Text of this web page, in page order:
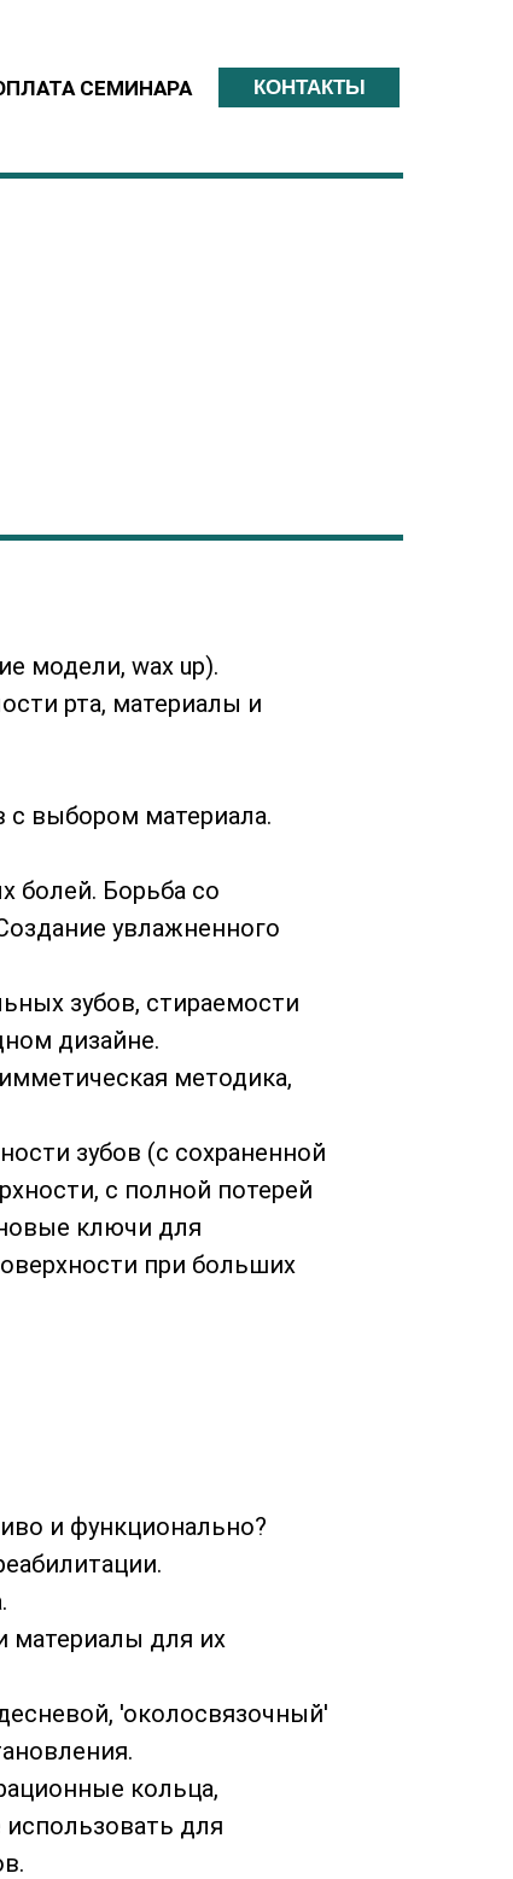
СЕМИНАРА КОНТАКТЫ
модели, wax up).
рта, материалы и
с выбором материала.
болей. Борьба со
увлажненного
зубов, стираемости
дизайне.
методика,
зубов (с сохраненной
с полной потерей
ключи для
при больших
и функционально?
материалы для их
'околосвязочный'
кольца,
для